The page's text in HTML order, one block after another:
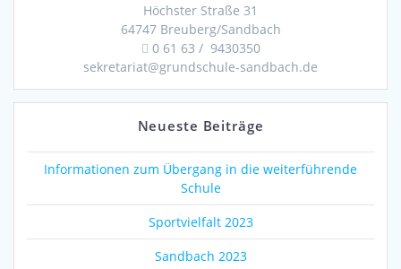
Höchster Straße 31
64747 Breuberg/Sandbach
0 61 63 / 9430350
sekretariat@grundschule-sandbach.de
Neueste Beiträge
Informationen zum Übergang in die weiterführende
Schule
Sportvielfalt 2023
Sandbach 2023